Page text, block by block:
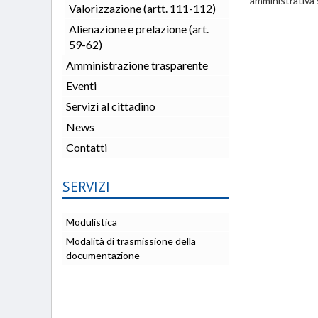
Valorizzazione (artt. 111-112)
Alienazione e prelazione (art.
59-62)
Amministrazione trasparente
Eventi
Servizi al cittadino
News
Contatti
SERVIZI
Modulistica
Modalità di trasmissione della
documentazione